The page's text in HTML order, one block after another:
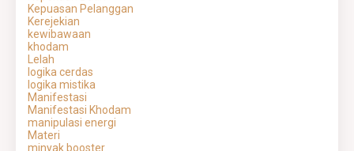
Kepuasan Pelanggan
Kerejekian
kewibawaan
khodam
Lelah
logika cerdas
logika mistika
Manifestasi
Manifestasi Khodam
manipulasi energi
Materi
minyak booster